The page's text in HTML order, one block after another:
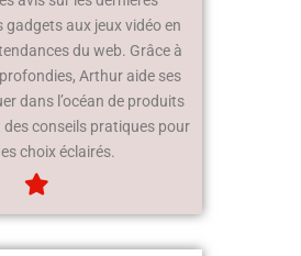
gadgets aux jeux vidéo en
du web. Grâce à
Arthur aide ses
dans l’océan de produits
conseils pratiques pour
choix éclairés.